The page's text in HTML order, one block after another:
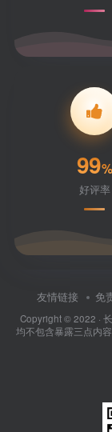
99%
好评率
友情链接 免
Copyright © 2022 ·
均不包含暴露三点内